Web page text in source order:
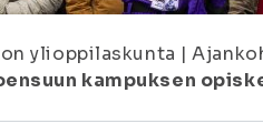
ylioppilaskunta |
kampuksen